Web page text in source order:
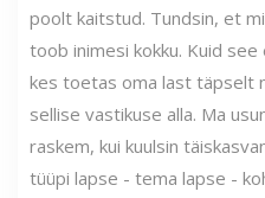
poolt kaitstud. Tundsin, et
toob inimesi kokku. Kuid see
kes toetas oma last täpselt
sellise vastikuse alla. Ma
raskem, kui kuulsin
tüüpi lapse - tema lapse -